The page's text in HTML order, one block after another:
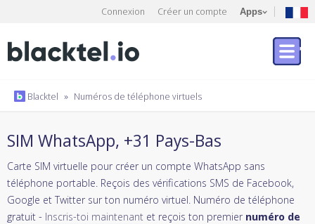
Connexion Créer un compte Apps
Blacktel » Numéros de téléphone virtuels
SIM WhatsApp, +31 Pays-Bas
Carte SIM virtuelle pour créer un compte WhatsApp sans
téléphone portable. Reçois des vérifications SMS de Facebook,
Google et Twitter sur ton numéro virtuel. Numéro de téléphone
gratuit - Inscris-toi maintenant et reçois ton premier numéro de